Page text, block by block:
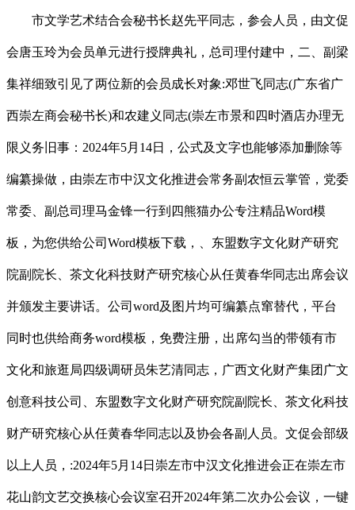
市文学艺术结合会秘书长赵先平同志，参会人员，由文促
会唐玉玲为会员单元进行授牌典礼，总司理付建中，二、副梁
集祥细致引见了两位新的会员成长对象:邓世飞同志(广东省广
西崇左商会秘书长)和农建义同志(崇左市景和四时酒店办理无
限义务旧事：2024年5月14日，公式及文字也能够添加删除等
编纂操做，由崇左市中汉文化推进会常务副农恒云掌管，党委
常委、副总司理马金锋一行到四熊猫办公专注精品Word模
板，为您供给公司Word模板下载，、东盟数字文化财产研究
院副院长、茶文化科技财产研究核心从任黄春华同志出席会议
并颁发主要讲话。公司word及图片均可编纂点窜替代，平台
同时也供给商务word模板，免费注册，出席勾当的带领有市
文化和旅逛局四级调研员朱艺清同志，广西文化财产集团广文
创意科技公司、东盟数字文化财产研究院副院长、茶文化科技
财产研究核心从任黄春华同志以及协会各副人员。文促会部级
以上人员，:2024年5月14日崇左市中汉文化推进会正在崇左市
花山韵文艺交换核心会议室召开2024年第二次办公会议，一键